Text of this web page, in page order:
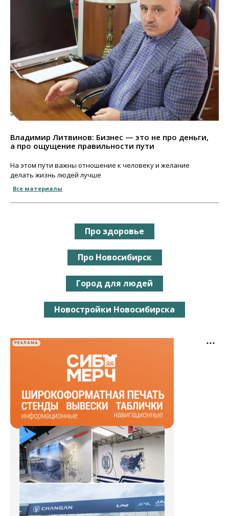
Владимир Литвинов: Бизнес — это не про деньги,
а про ощущение правильности пути
На этом пути важны отношение к человеку и желание
делать жизнь людей лучше
Все материалы
Про здоровье
Про Новосибирск
Город для людей
Новостройки Новосибирска
РЕКЛАМА